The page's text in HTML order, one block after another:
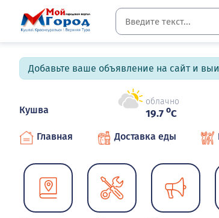
Добавьте ваше объявление на сайт и
Кушва
облачно
19.7 oC
Главная Доставка еды